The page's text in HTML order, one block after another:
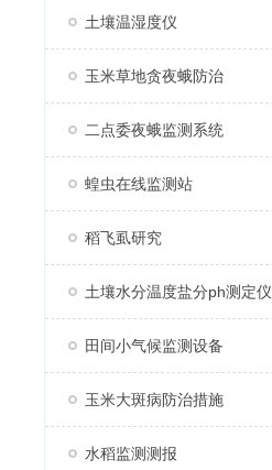
土壤温湿度仪
玉米草地贪夜蛾防治
二点委夜蛾监测系统
蝗虫在线监测站
稻飞虱研究
土壤水分温度盐分ph测定仪
田间小气候监测设备
玉米大斑病防治措施
水稻监测测报